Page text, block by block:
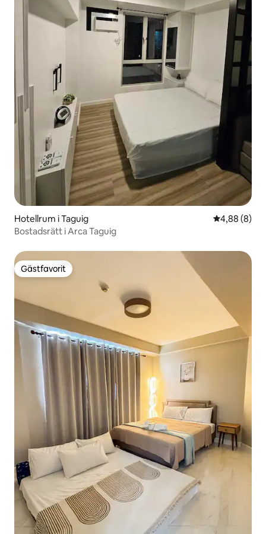
Hotellrum i Taguig 4,88 av 5 i
4,88 (8)
Bostadsrätt i Arca Taguig
Gästfavorit
Gästfavorit